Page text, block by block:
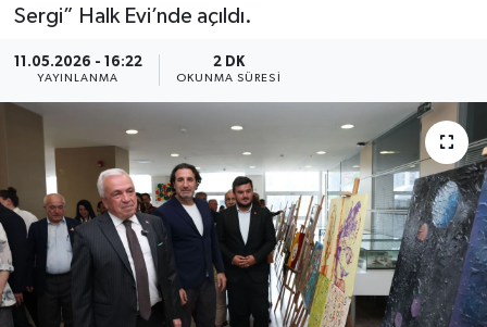
Sergi” Halk Evi’nde açıldı.
11.05.2026 - 16:22
YAYINLANMA
2 DK
OKUNMA SÜRESI
Yaşam